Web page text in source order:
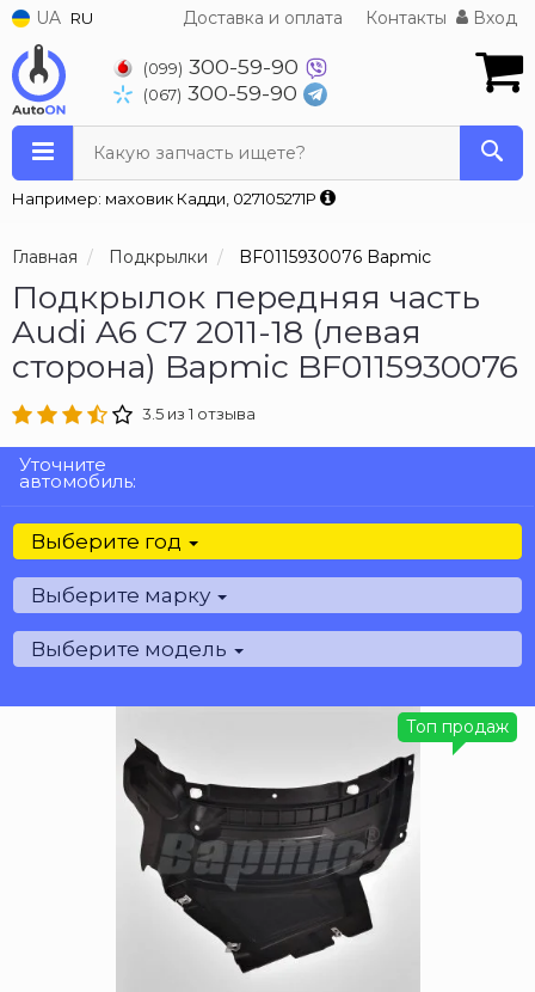
UA RU Доставка и оплата Контакты Вход
(099) 300-59-90
(067) 300-59-90
Какую запчасть ищете?
Например: маховик Кадди, 027105271P
Главная Подкрылки BF0115930076 Bapmic
Подкрылок передняя часть
Audi A6 C7 2011-18 (левая
сторона) Bapmic BF0115930076
3.5 из 1 отзыва
Уточните
автомобиль:
Выберите год
Выберите марку
Выберите модель
Топ продаж